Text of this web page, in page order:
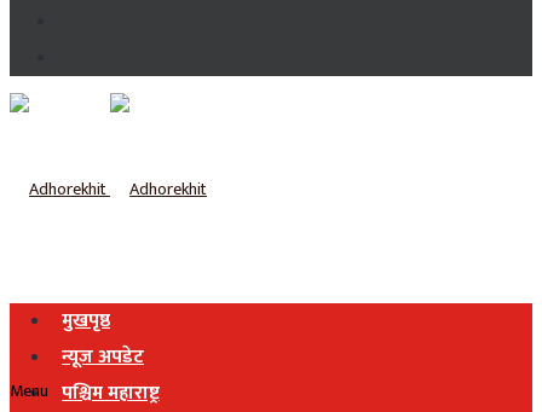
मुखपृष्ठ
न्यूज अपडेट
पश्चिम महाराष्ट्र
Menu